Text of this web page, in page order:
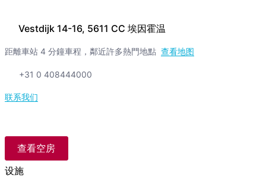
Vestdijk 14-16, 5611 CC 埃因霍温
距離車站 4 分鐘車程，鄰近許多熱門地點 查看地图
+31 0 408444000
联系我们
查看空房
设施